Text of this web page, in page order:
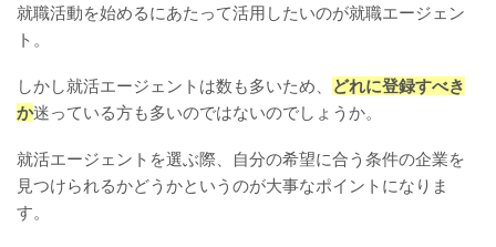
就職活動を始めるにあたって活用したいのが就職エージェン
ト。
しかし就活エージェントは数も多いため、
どれに登録すべき
か迷っている方も多いのではないのでしょうか。
就活エージェントを選ぶ際、自分の希望に合う条件の企業を
見つけられるかどうかというのが大事なポイントになりま
す。